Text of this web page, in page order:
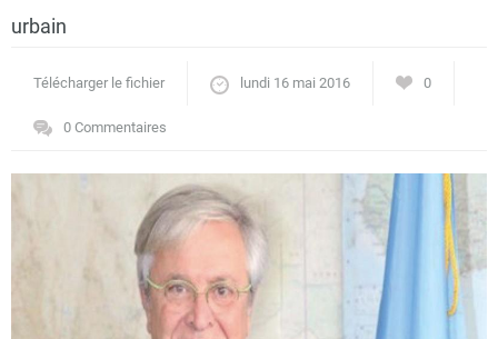
Actualités
urbain
Télécharger le fichier lundi 16 mai 2016 0
0 Commentaires